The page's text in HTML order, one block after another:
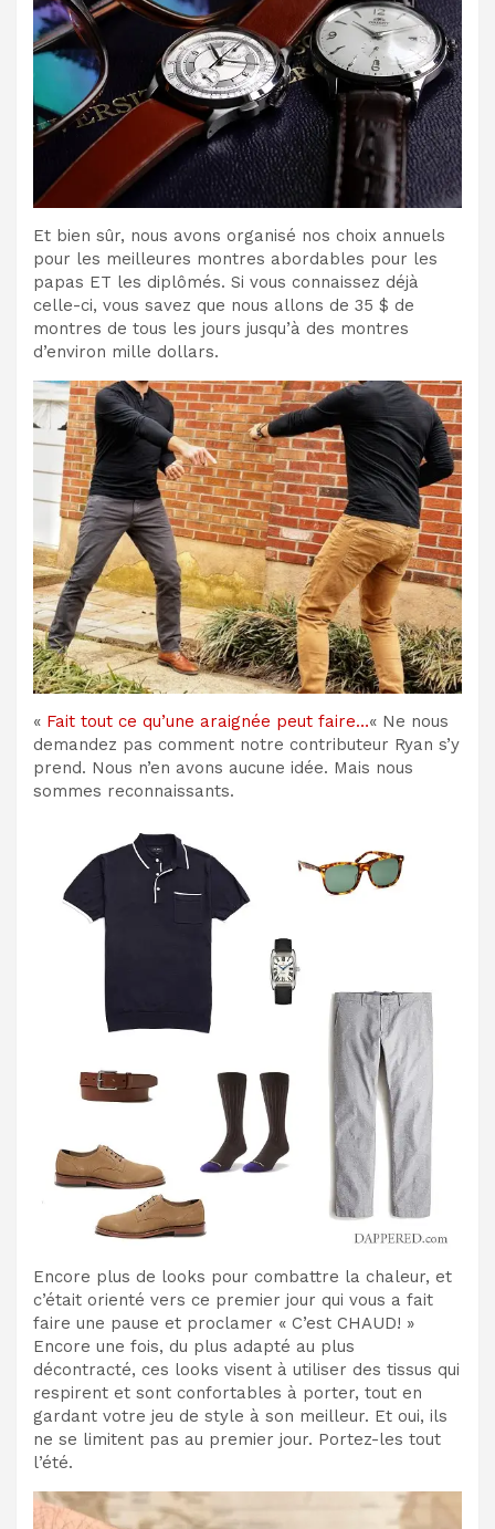
Et bien sûr, nous avons organisé nos choix annuels
pour les meilleures montres abordables pour les
papas ET les diplômés. Si vous connaissez déjà
celle-ci, vous savez que nous allons de 35 $ de
montres de tous les jours jusqu’à des montres
d’environ mille dollars.
« Fait tout ce qu’une araignée peut faire…« Ne nous
demandez pas comment notre contributeur Ryan s’y
prend. Nous n’en avons aucune idée. Mais nous
sommes reconnaissants.
Encore plus de looks pour combattre la chaleur, et
c’était orienté vers ce premier jour qui vous a fait
faire une pause et proclamer « C’est CHAUD! »
Encore une fois, du plus adapté au plus
décontracté, ces looks visent à utiliser des tissus qui
respirent et sont confortables à porter, tout en
gardant votre jeu de style à son meilleur. Et oui, ils
ne se limitent pas au premier jour. Portez-les tout
l’été.